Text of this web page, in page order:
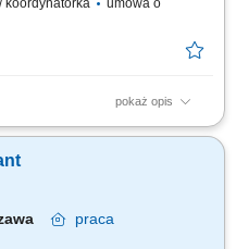
koordynatorka
umowa o
pokaż opis
i komercjalizacją
negocjacji
biznesowymi. Nadzór
praca